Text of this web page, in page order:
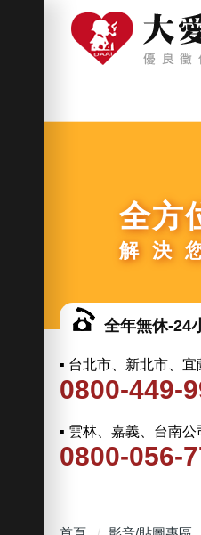
全方
解決
全年無休-24
▪ 台北市、新北市、宜
0800-449-
▪ 雲林、嘉義、台南公
0800-056-